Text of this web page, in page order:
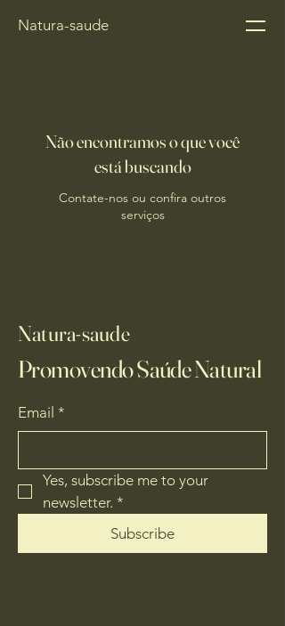
Natura-saude
Não encontramos o que você
está buscando
Contate-nos ou confira outros
serviços
Natura-saude
Promovendo Saúde Natural
Email *
Yes, subscribe me to your
newsletter. *
Subscribe